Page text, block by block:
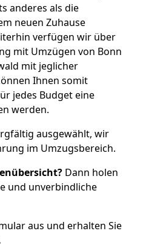
anderes als die
neuen Zuhause
verfügen wir über
mit Umzügen von Bonn
mit jeglicher
Ihnen somit
jedes Budget eine
werden.
ausgewählt, wir
im Umzugsbereich.
Dann holen
und unverbindliche
aus und erhalten Sie